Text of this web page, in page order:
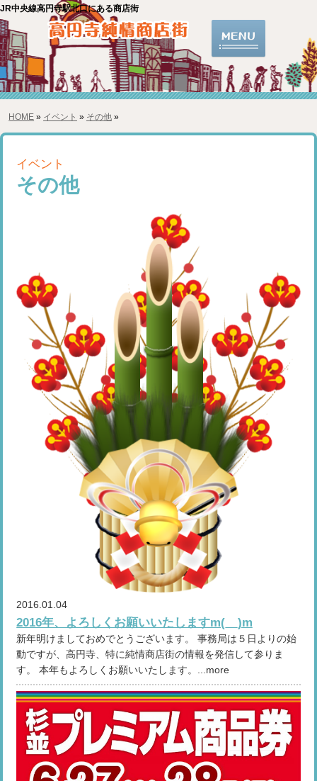
JR中央線高円寺駅北口にある商店街
HOME » イベント » その他»
イベント
その他
2016.01.04
2016年、よろしくお願いいたしますm(__)m
新年明けましておめでとうございます。 事務局は５日よりの始
動ですが、高円寺、特に純情商店街の情報を発信して参りま
す。 本年もよろしくお願いいたします。...more